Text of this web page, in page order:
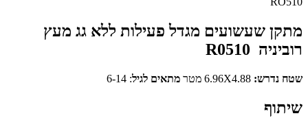
מתקן שעשועים מגדל פעילות ללא גג מעץ
רוביניה R0510
שטח נדרש: מתאים לגיל: 6-14
שיתוף